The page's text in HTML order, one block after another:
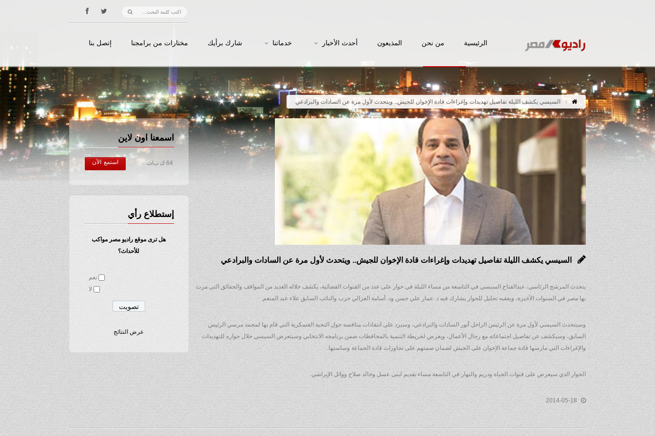
الرئيسية من نحن المذيعون أحدث الأخبار خدماتنا شارك برأيك مختارات من برامجنا إتصل بنا
السيسي يكشف الليلة تفاصيل تهديدات وإغراءات قادة الإخوان للجيش.. ويتحدث لأول مرة عن السادات والبرادعي
اسمعنا اون لاين
64 ك ب/ث استمع الآن
إستطلاع رأي
هل ترى موقع راديو مصر مواكب
للأحداث؟
نعم
لا
عرض النتائج
السيسي يكشف الليلة تفاصيل تهديدات وإغراءات قادة الإخوان للجيش.. ويتحدث لأول مرة عن السادات والبرادعي
يتحدث المرشح الرئاسي، عبدالفتاح السيسي في التاسعة من مساء الليلة في حوار على عدد من القنوات الفضائية، يكشف خلاله العديد من المواقف والحقائق التي مرت
بها مصر في السنوات الأخيرة، ويعقبه تحليل للحوار يشارك فيه د. عمار علي حسن ود. أسامة الغزالي حرب والنائب السابق علاء عبد المنعم.
وسيتحدث السيسي لأول مرة عن الرئيس الراحل أنور السادات والبرادعي، وسيرد على انتقادات منافسه حول التحية العسكرية التي قام بها لمحمد مرسي الرئيس
السابق، وسيكشف عن تفاصيل اجتماعاته مع رجال الأعمال، ويعرض لخريطة التنمية بالمحافظات ضمن برنامجه الانتخابي وسيتعرض السيسي خلال حواره للتهديدات
والإغراءات التي مارسها قادة جماعة الإخوان على الجيش لضمان صمتهم على تجاوزات قادة الجماعة وساستها.
الحوار الذي سيعرض على قنوات الحياة ودريم والنهار في التاسعة مساء تقديم لبنى عسل وخالد صلاح ووائل الإبراشي.
2014-05-18